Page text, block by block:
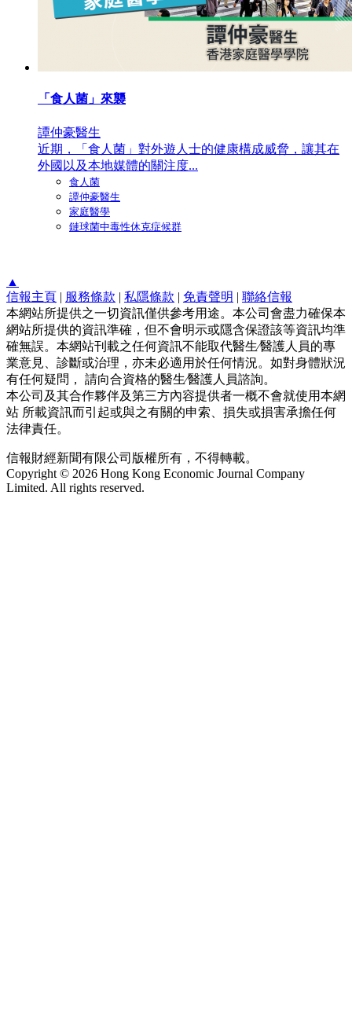
「食人菌」來襲
譚仲豪醫生
近期，「食人菌」對外遊人士的健康構成威脅，讓其在
外國以及本地媒體的關注度...
食人菌
譚仲豪醫生
家庭醫學
鏈球菌中毒性休克症候群
▲
信報主頁 | 服務條款 | 私隱條款 | 免責聲明 | 聯絡信報
本網站所提供之一切資訊僅供參考用途。本公司會盡力確保本
網站所提供的資訊準確，但不會明示或隱含保證該等資訊均準
確無誤。本網站刊載之任何資訊不能取代醫生∕醫護人員的專
業意見、診斷或治理，亦未必適用於任何情況。如對身體狀況
有任何疑問， 請向合資格的醫生∕醫護人員諮詢。
本公司及其合作夥伴及第三方內容提供者一概不會就使用本網
站 所載資訊而引起或與之有關的申索、損失或損害承擔任何
法律責任。
信報財經新聞有限公司版權所有，不得轉載。
Copyright © 2026 Hong Kong Economic Journal Company
Limited. All rights reserved.